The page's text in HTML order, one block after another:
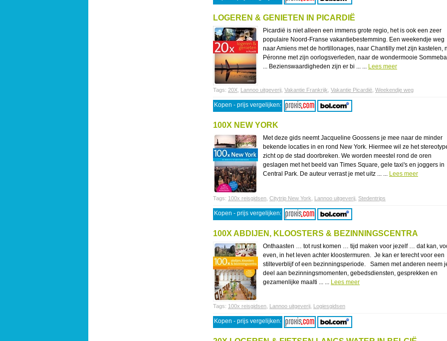
LOGEREN & GENIETEN IN PICARDIË
Picardië is niet alleen een immens grote regio, het is ook een zeer
populaire Noord-Franse vakantiebestemming. Een weekendje weg
naar Amiens met de hortillonages, naar Chantilly met zijn kastelen,
Péronne met zijn oorlogsverleden, naar de wondermooie
... Bezienswaardigheden zijn er bi ... ... Lees meer
Tags: 20X Lannoo uitgeverij Vakantie Frankrijk Vakantie Picardië Weekendje weg
Kopen - prijs vergelijken:
100X NEW YORK
Met deze gids neemt Jacqueline Goossens je mee naar de minder
bekende locaties in en rond New York. Hiermee wil ze het
zicht op de stad doorbreken. We worden meestel rond de oren
geslagen met het beeld van Times Square, gele taxi's en joggers in
Central Park. De auteur verrast je met uitz ... ... Lees meer
Tags: 100x reisgidsen Citytrip New York Lannoo uitgeverij Stedentrips
Kopen - prijs vergelijken:
100X ABDIJEN, KLOOSTERS & BEZINNINGSCENTRA
Onthaasten … tot rust komen … tijd maken voor jezelf … dat kan,
even, in het leven achter kloostermuren. Je kan er terecht voor een
stilteverblijf of een bezinningsperiode. Samen met anderen neem
deel aan bezinningsmomenten, gebedsdiensten, gesprekken en
gezamenlijke maalti ... ... Lees meer
Tags: 100x reisgidsen Lannoo uitgeverij Logiesgidsen
Kopen - prijs vergelijken: